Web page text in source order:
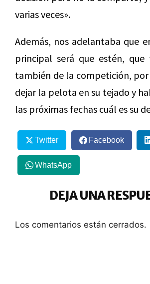
varias veces».
Además, nos adelantaba que
principal será que estén,
también de la competición,
dejar la pelota en su tejado y
las próximas fechas cuál es su
Twitter Facebook
WhatsApp
DEJA UNA
Los comentarios están cerrados.